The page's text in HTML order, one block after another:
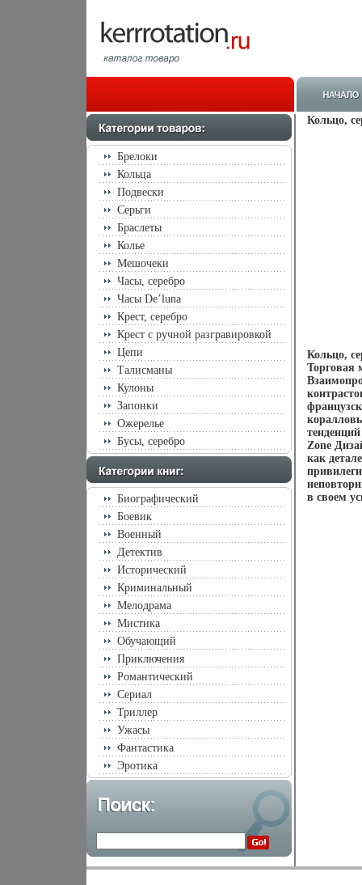
Брелоки
Кольца
Подвески
Серьги
Браслеты
Колье
Мешочеки
Часы, серебро
Часы De’luna
Крест, серебро
Крест с ручной разгравировкой
Цепи
Талисманы
Кулоны
Запонки
Ожерелье
Бусы, серебро
Биографический
Боевик
Военный
Детектив
Исторический
Криминальный
Мелодрама
Мистика
Обучающий
Приключения
Романтический
Сериал
Триллер
Ужасы
Фантастика
Эротика
Кольцо,
Кольцо,
Торговая
Zone
как
в своем